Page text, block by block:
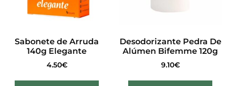
Sabonete de Arruda
140g Elegante
4.50€
Desodorizante Pedra De
Alúmen Bifemme 120g
9.10€